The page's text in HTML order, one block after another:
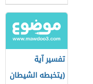
تفسير آية
(يتخبطه الشيطان